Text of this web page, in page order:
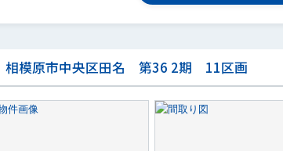
相模原市中央区田名 第36 2期 11区画